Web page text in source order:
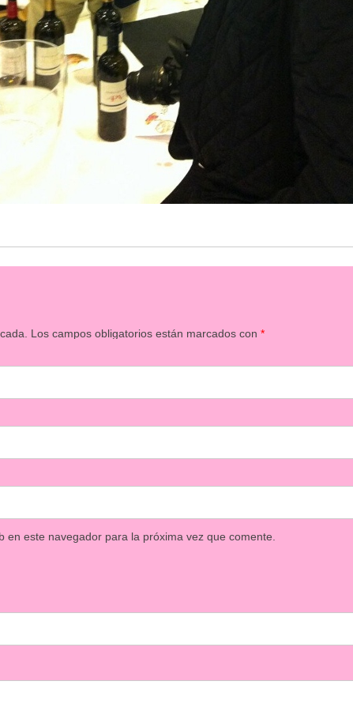
Los campos obligatorios están marcados con*
en este navegador para la próxima vez que comente.